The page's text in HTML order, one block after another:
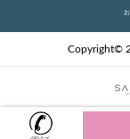
Copyright©